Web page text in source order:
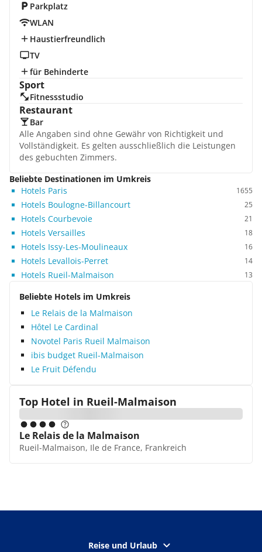
Parkplatz
WLAN
Haustierfreundlich
TV
für Behinderte
Sport
Fitnessstudio
Restaurant
Bar
Alle Angaben sind ohne Gewähr von Richtigkeit und
Vollständigkeit. Es gelten ausschließlich die Leistungen
des gebuchten Zimmers.
Beliebte Destinationen im Umkreis
Hotels Paris
1655
Hotels Boulogne-Billancourt 25
Hotels Courbevoie 21
Hotels Versailles 18
Hotels Issy-Les-Moulineaux 16
Hotels Levallois-Perret 14
Hotels Rueil-Malmaison 13
Beliebte Hotels im Umkreis
Le Relais de la Malmaison
Hôtel Le Cardinal
Novotel Paris Rueil Malmaison
ibis budget Rueil-Malmaison
Le Fruit Défendu
Top Hotel in Rueil-Malmaison
Le Relais de la Malmaison
Rueil-Malmaison, Ile de France, Frankreich
Reise und Urlaub